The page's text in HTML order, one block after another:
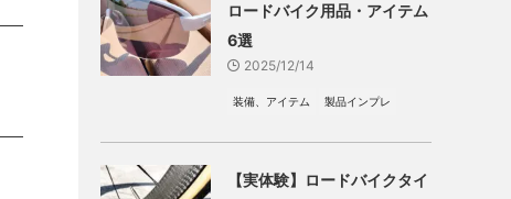
ロードバイク用品・アイテム
6選
2025/12/14
装備、アイテム 製品インプレ
【実体験】ロードバイクタイ